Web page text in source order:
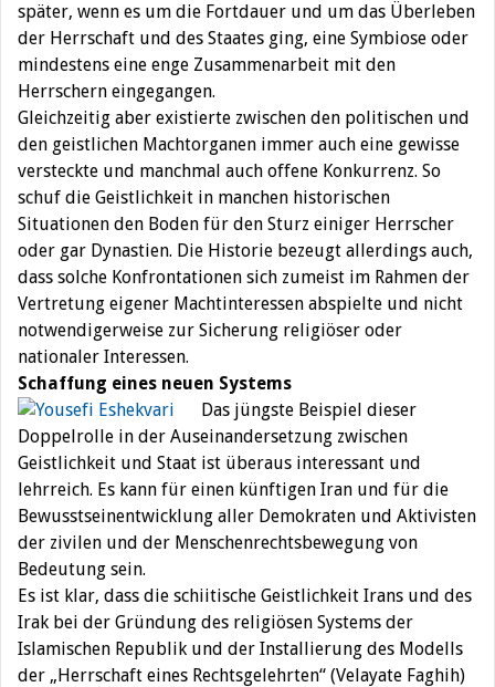
später, wenn es um die Fortdauer und um das Überleben
der Herrschaft und des Staates ging, eine Symbiose oder
mindestens eine enge Zusammenarbeit mit den
Herrschern eingegangen.
Gleichzeitig aber existierte zwischen den politischen und
den geistlichen Machtorganen immer auch eine gewisse
versteckte und manchmal auch offene Konkurrenz. So
schuf die Geistlichkeit in manchen historischen
Situationen den Boden für den Sturz einiger Herrscher
oder gar Dynastien. Die Historie bezeugt allerdings auch,
dass solche Konfrontationen sich zumeist im Rahmen der
Vertretung eigener Machtinteressen abspielte und nicht
notwendigerweise zur Sicherung religiöser oder
nationaler Interessen.
Schaffung eines neuen Systems
Das jüngste Beispiel dieser
Doppelrolle in der Auseinandersetzung zwischen
Geistlichkeit und Staat ist überaus interessant und
lehrreich. Es kann für einen künftigen Iran und für die
Bewusstseinentwicklung aller Demokraten und Aktivisten
der zivilen und der Menschenrechtsbewegung von
Bedeutung sein.
Es ist klar, dass die schiitische Geistlichkeit Irans und des
Irak bei der Gründung des religiösen Systems der
Islamischen Republik und der Installierung des Modells
der „Herrschaft eines Rechtsgelehrten“ (Velayate Faghih)